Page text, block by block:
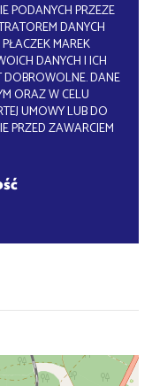
PODANYCH PRZEZE
DANYCH
MAREK
DANYCH I ICH
DOBROWOLNE. DANE
ORAZ W CELU
UMOWY LUB DO
PRZED ZAWARCIEM